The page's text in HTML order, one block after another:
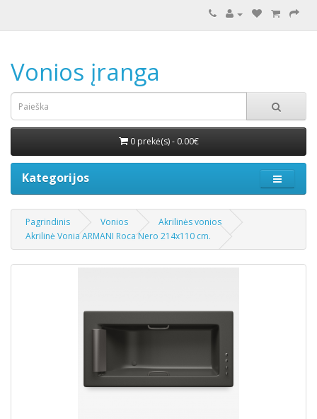
Vonios įranga
0 prekė(s) - 0.00€
Kategorijos
Pagrindinis Vonios
Akrilinės vonios
Akrilinė Vonia ARMANI Roca Nero 214x110 cm.